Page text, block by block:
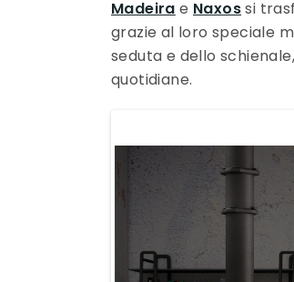
Madeira e Naxossi
grazie al loro speciale
seduta e dello
quotidiane.